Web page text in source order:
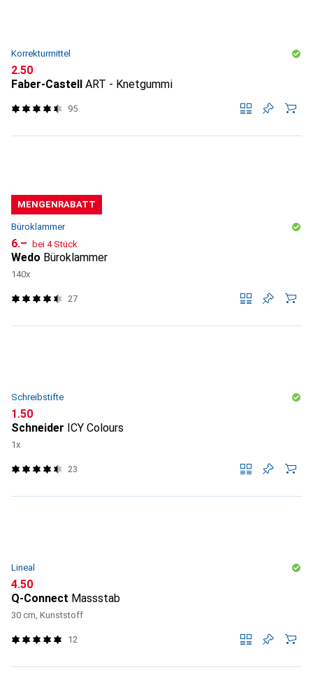
Korrekturmittel
CHF
2.50
Faber-Castell
ART - Knetgummi
95
MENGENRABATT
Büroklammer
CHF
6.– bei 4 Stück
Wedo Büroklammer
140x
27
Schreibstifte
CHF
1.50
Schneider ICY Colours
1x
23
Lineal
CHF
4.50
Q-Connect Massstab
30 cm, Kunststoff
12